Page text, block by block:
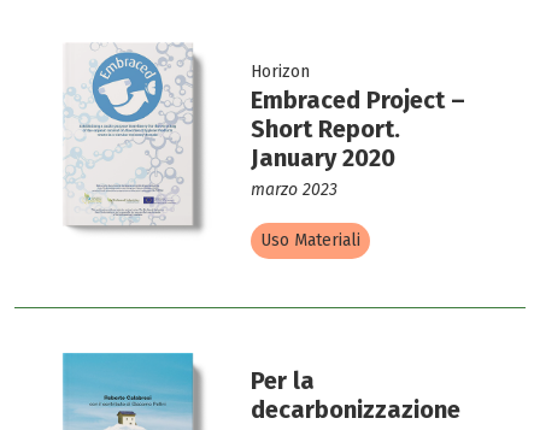
Horizon
Embraced Project –
Short Report.
January 2020
marzo 2023
Uso Materiali
Per la
decarbonizzazione